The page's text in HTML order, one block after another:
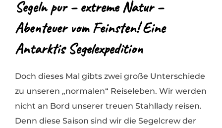
Segeln pur – extreme Natur –
Abenteuer vom Feinsten! Eine
Antarktis Segelexpedition
Doch dieses Mal gibts zwei große Unterschiede
zu unseren „normalen“ Reiseleben. Wir werden
nicht an Bord unserer treuen Stahllady reisen.
Denn diese Saison sind wir die Segelcrew der